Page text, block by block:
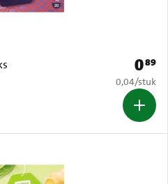
Prijs:
089
€ 0,04 per
0,04/stuk